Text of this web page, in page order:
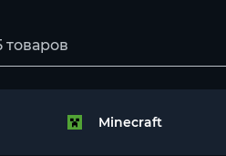
Minecraft